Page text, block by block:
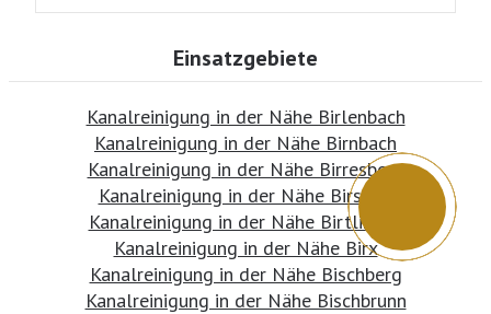
Einsatzgebiete
Kanalreinigung in der Nähe Birlenbach
Kanalreinigung in der Nähe Birnbach
Kanalreinigung in der Nähe Birresborn
Kanalreinigung in der Nähe Birstein
Kanalreinigung in der Nähe Birtlingen
Kanalreinigung in der Nähe Birx
Kanalreinigung in der Nähe Bischberg
Kanalreinigung in der Nähe Bischbrunn